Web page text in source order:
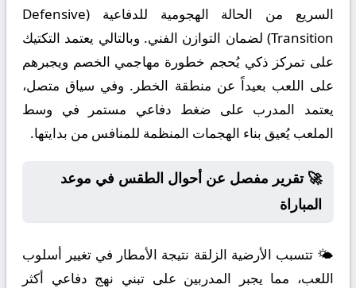
السريع من الحالة الهجومية للدفاعية (Defensive
Transition) لضمان التوازن الفني. وبالتالي يعتمد التكتيك
على تمركز ذكي يُحجم خطورة مهاجمي الخصم ويجبرهم
على اللعب بعيداً عن منطقة الخطر. وفي سياق متصل،
يعتمد المدرب على ضغط دفاعي مستمر في وسط
الملعب يُعيق بناء الهجمات المنظمة للمنافس من بدايتها.
🚀 تقرير مفصل عن أحوال الطقس في موعد
المباراة
🌤️ تتسبب الأرضية الزلقة نتيجة الأمطار في تغيير أسلوب
اللعب، مما يجبر المدربين على تبني نهج دفاعي أكثر